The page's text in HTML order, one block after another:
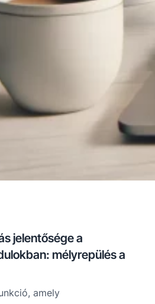
jelentősége a
mélyrepülés a
amely